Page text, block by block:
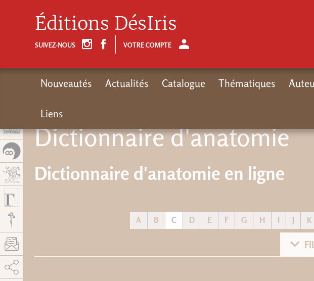
Dictionnaire d'anatomie
Dictionnaire d'anatomie en ligne
A B C D E F G H K
Éditions DésIris
SUIVEZ-NOUS VOTRE COMPTE
Nouveautés Actualités Catalogue Thématiques
Liens